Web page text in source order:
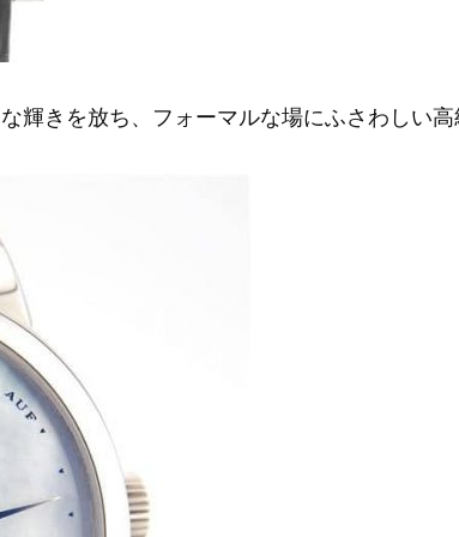
輝きを放ち、フォーマルな場にふさわしい高